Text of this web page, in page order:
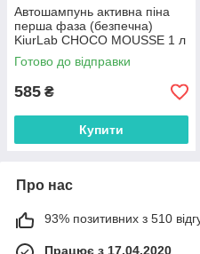
Автошампунь активна піна
перша фаза (безпечна)
KiurLab CHOCO MOUSSE 1 л
Готово до відправки
585 ₴
Купити
Про нас
93% позитивних з 510
Працює з 17.04.2020